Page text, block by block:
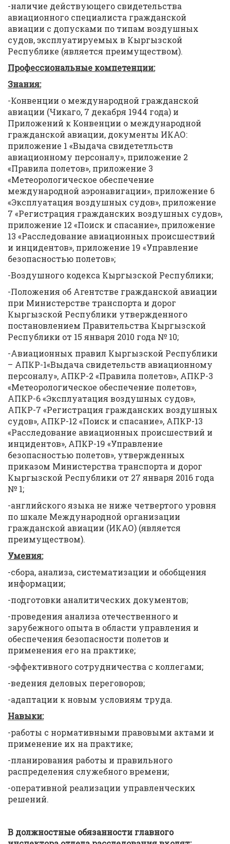
-наличие действующего свидетельства
авиационного специалиста гражданской
авиации с допусками по типам воздушных
судов, эксплуатируемых в Кыргызской
Республике (является преимуществом).
Профессиональные компетенции:
Знания:
-Конвенции о международной гражданской
авиации (Чикаго, 7 декабря 1944 года) и
Приложений к Конвенции о международной
гражданской авиации, документы ИКАО:
приложение 1 «Выдача свидететльств
авиационному персоналу», приложение 2
«Правила полетов», приложение 3
«Метеорологическое обеспечение
международной аэронавигации», приложение 6
«Эксплуатация воздушных судов», приложение
7 «Регистрация гражданских воздушных судов»,
приложение 12 «Поиск и спасание», приложение
13 «Расследование авиационных происшествий
и инцидентов», приложение 19 «Управление
безопасностью полетов»;
-Воздушного кодекса Кыргызской Республики;
-Положения об Агентстве гражданской авиации
при Министерстве транспорта и дорог
Кыргызской Республики утвержденного
постановлением Правительства Кыргызской
Республики от 15 января 2010 года № 10;
-Авиационных правил Кыргызской Республики
– АПКР-1«Выдача свидетельств авиационному
персоналу», АПКР-2 «Правила полетов», АПКР-3
«Метеорологическое обеспечение полетов»,
АПКР-6 «Эксплуатация воздушных судов»,
АПКР-7 «Регистрация гражданских воздушных
судов», АПКР-12 «Поиск и спасание», АПКР-13
«Расследование авиационных происшествий и
инцидентов», АПКР-19 «Управление
безопасностью полетов», утвержденных
приказом Министерства транспорта и дорог
Кыргызской Республики от 27 января 2016 года
№ 1;
-английского языка не ниже четвертого уровня
по шкале Международной организации
гражданской авиации (ИКАО) (является
преимуществом).
Умения:
-сбора, анализа, систематизации и обобщения
информации;
-подготовки аналитических документов;
-проведения анализа отечественного и
зарубежного опыта в области управления и
обеспечения безопасности полетов и
применения его на практике;
-эффективного сотрудничества с коллегами;
-ведения деловых переговоров;
-адаптации к новым условиям труда.
Навыки:
-работы с нормативными правовыми актами и
применение их на практике;
-планирования работы и правильного
распределения служебного времени;
-оперативной реализации управленческих
решений.
В должностные обязанности главного